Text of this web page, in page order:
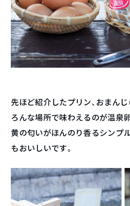
先ほど紹介したプリン、おまん
ろんな場所で味わえるのが温泉
黄の匂いがほんのり香るシンプ
もおいしいです。